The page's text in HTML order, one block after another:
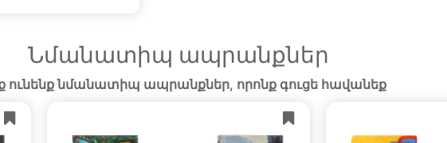
Նմանատիպ ապրանքներ
ունենք նմանատիպ ապրանքներ, որոնք գուցե հավանեք